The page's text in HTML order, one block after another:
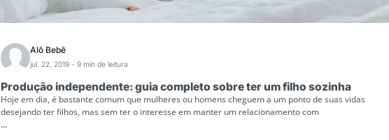
Alô Bebê
jul. 22, 2019 - 9 min de leitura
Produção independente: guia completo sobre ter um filho sozinha
Hoje em dia, é bastante comum que mulheres ou homens cheguem a um ponto de suas vidas
desejando ter filhos, mas sem ter o interesse em manter um relacionamento com
...